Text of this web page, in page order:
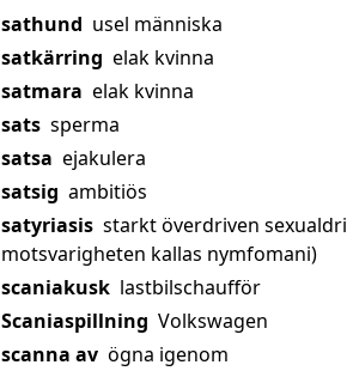
sathund usel människa
satkärring elak kvinna
satmara elak kvinna
sats sperma
satsa ejakulera
satsig ambitiös
satyriasis starkt överdriven
motsvarigheten kallas nymfomani)
scaniakusk lastbilschaufför
Scaniaspillning Volkswagen
scanna av ögna igenom